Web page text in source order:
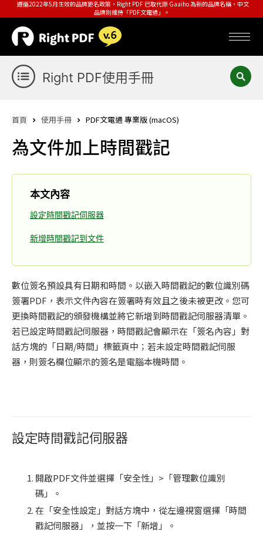
遵循2022年5月生效的品牌更名政策，Right PDF 已取代原 Gaaiho 為新的品牌名稱，中文
品牌則維持「PDF文電通」。
Right PDF使用手冊
首頁 使用手冊 PDF文電通 專業版 (macOS)
為文件加上時間戳記
本文內容
設定時間戳記伺服器
新增時間戳記到文件
數位簽名預設具有日期和時間。以嵌入時間戳記的數位識別碼
簽署PDF，表示文件內容在簽署時有效且之後未被更改。您可
更換時間戳記的頒發機構並將它新增到時間戳記伺服器清單。
若已設定時間戳記伺服器，時間戳記會顯示在「簽名內容」對
話方塊的「日期/時間」標籤頁中；若未設定時間戳記伺服
器，則簽名欄位顯示的簽名是電腦本機時間。
設定時間戳記伺服器
開啟PDF文件並選擇「安全性」>「管理數位識別
碼」。
在「安全性設定」對話方塊中，從左邊視窗選擇「時間
戳記伺服器」，並按一下「新增」。